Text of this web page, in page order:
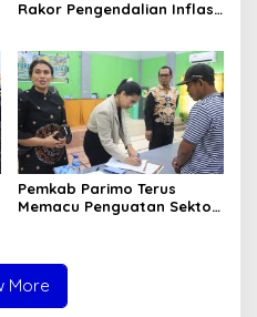
Rakor Pengendalian Inflasi
Pemkab Parimo Terus
Memacu Penguatan Sektor
More